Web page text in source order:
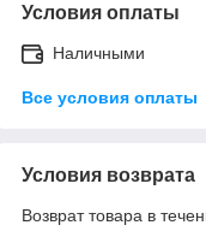
Условия оплаты
Наличными
Все условия оплаты
Условия возврата
Возврат товара в